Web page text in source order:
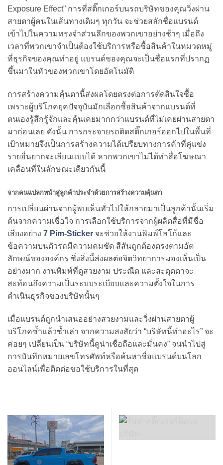
Exposure Effect” การที่สติ๊กเกอร์บนรถบริษัทของคุณวิ่งผ่าน
สายตาผู้คนในเส้นทางเดิมๆ ทุกวัน จะช่วยสลักชื่อแบรนด์
เข้าไปในความทรงจำส่วนลึกของพวกเขาอย่างช้าๆ เมื่อถึง
เวลาที่พวกเขาจำเป็นต้องใช้บริการหรือซื้อสินค้าในหมวดหมู่
ที่ธุรกิจของคุณทำอยู่ แบรนด์ของคุณจะเป็นชื่อแรกที่ปรากฏ
ขึ้นมาในหัวของพวกเขาโดยอัตโนมัติ
การสร้างความคุ้นตานี้ส่งผลโดยตรงต่อการตัดสินใจซื้อ
เพราะผู้บริโภคยุคปัจจุบันมักเลือกซื้อสินค้าจากแบรนด์ที่
ตนเองรู้สึกรู้จักและคุ้นเคยมากกว่าแบรนด์ที่ไม่เคยผ่านสายตา
มาก่อนเลย ดังนั้น การกระจายรถติดสติ๊กเกอร์ออกไปในพื้นที่
เป้าหมายจึงเป็นการสร้างความได้เปรียบทางการค้าที่คู่แข่ง
รายอื่นยากจะเลียนแบบได้ หากพวกเขาไม่ได้ทำสื่อโฆษณา
เคลื่อนที่ในลักษณะเดียวกันนี้
จากคนแปลกหน้าสู่ลูกค้าประจำด้วยการสร้างความคุ้นตา
การเปลี่ยนผ่านจากผู้พบเห็นทั่วไปให้กลายมาเป็นลูกค้านั้นเริ่ม
ต้นจากความเชื่อใจ การเลือกใช้บริการจากผู้ผลิตสื่อที่มีชื่อ
เสียงอย่าง 7 Pim-Sticker จะช่วยให้งานพิมพ์โลโก้และ
ข้อความบนตัวรถมีความคมชัด สีสันถูกต้องตรงตามอัต
ลักษณ์ขององค์กร ซึ่งสิ่งนี้ส่งผลต่อจิตวิทยาการมองเห็นเป็น
อย่างมาก งานพิมพ์ที่ดูสวยงาม ประณีต และสะดุดตาจะ
สะท้อนถึงความเป็นระบบระเบียบและความตั้งใจในการ
ดำเนินธุรกิจของบริษัทนั้นๆ
เมื่อแบรนด์ถูกนำเสนออย่างสวยงามและวิ่งผ่านสายตาผู้
บริโภคซ้ำแล้วซ้ำเล่า จากความสงสัยว่า “บริษัทนี้ทำอะไร” จะ
ค่อยๆ เปลี่ยนเป็น “บริษัทนี้ดูน่าเชื่อถือและมั่นคง” จนนำไปสู่
การบันทึกหมายเลขโทรศัพท์หรือค้นหาชื่อแบรนด์บนโลก
ออนไลน์เพื่อติดต่อขอใช้บริการในที่สุด